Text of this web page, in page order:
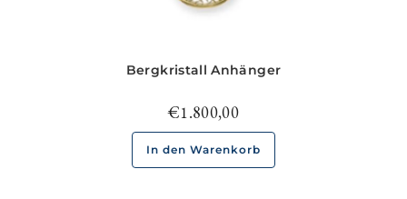
Bergkristall Anhänger
€1.800,00
In den Warenkorb